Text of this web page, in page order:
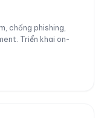
chống phishing,
Triển khai on-